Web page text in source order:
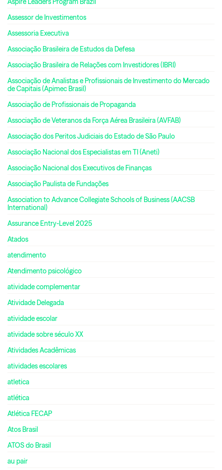
Assessor de Investimentos
Assessoria Executiva
Associação Brasileira de Estudos da Defesa
Associação Brasileira de Relações com Investidores (IBRI)
Associação de Analistas e Profissionais de Investimento do Mercado
de Capitais (Apimec Brasil)
Associação de Profissionais de Propaganda
Associação de Veteranos da Força Aérea Brasileira (AVFAB)
Associação dos Peritos Judiciais do Estado de São Paulo
Associação Nacional dos Especialistas em TI (Aneti)
Associação Nacional dos Executivos de Finanças
Associação Paulista de Fundações
Association to Advance Collegiate Schools of Business (AACSB
International)
Assurance Entry-Level 2025
Atados
atendimento
Atendimento psicológico
atividade complementar
Atividade Delegada
atividade escolar
atividade sobre século XX
Atividades Acadêmicas
atividades escolares
atletica
atlética
Atlética FECAP
Atos Brasil
ATOS do Brasil
au pair